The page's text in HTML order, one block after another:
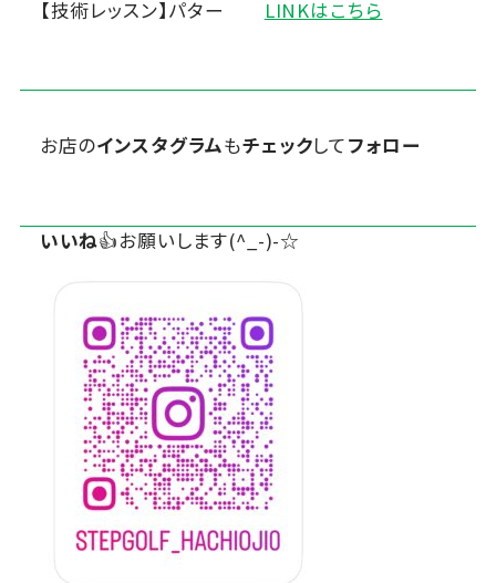
【技術レッスン】パター LINKはこちら
お店のインスタグラムもチェックしてフォロー
いいね👍お願いします(^_-)-☆